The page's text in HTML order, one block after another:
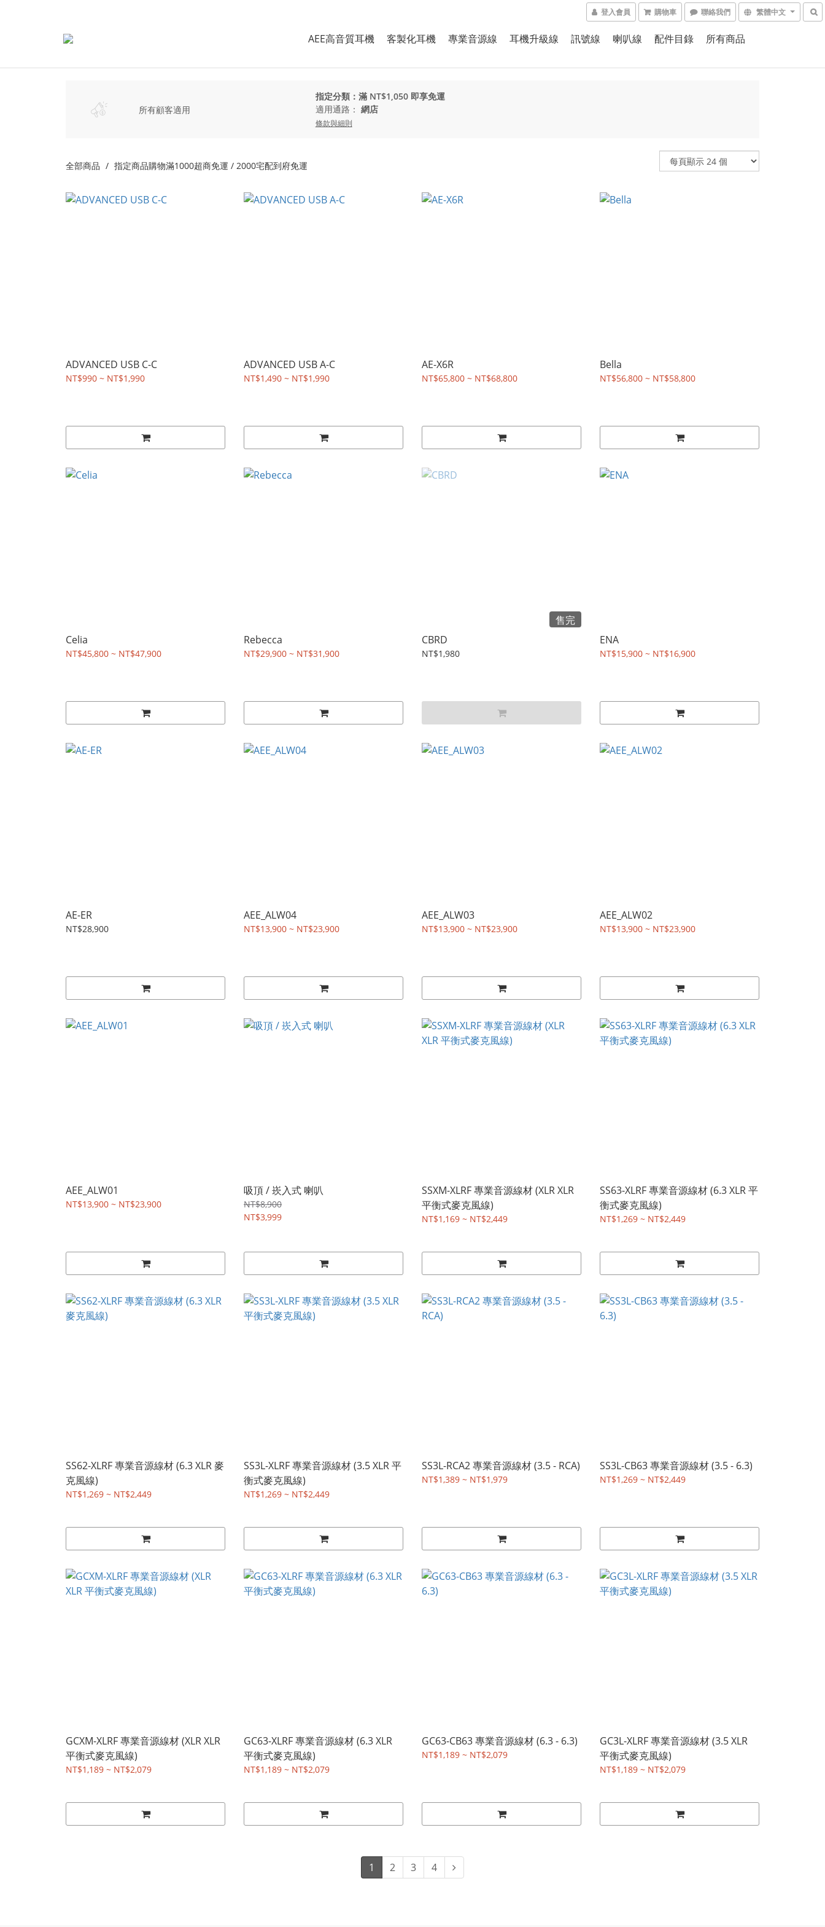
登入會員 購物車 聯絡我們 繁體中文
AEE高音質耳機 客製化耳機 專業音源線 耳機升級線 訊號線 喇叭線 配件目錄 所有商品
所有顧客適用
指定分類：滿 NT$1,050 即享免運
適用通路： 網店
條款與細則
全部商品 指定商品購物滿1000超商免運 / 2000宅配到府免運
ADVANCED USB C-C
NT$990 ~ NT$1,990
ADVANCED USB A-C
NT$1,490 ~ NT$1,990
AE-X6R
NT$65,800 ~ NT$68,800
Bella
NT$56,800 ~ NT$58,800
Celia
NT$45,800 ~ NT$47,900
Rebecca
NT$29,900 ~ NT$31,900
售完
CBRD
NT$1,980
ENA
NT$15,900 ~ NT$16,900
AE-ER
NT$28,900
AEE_ALW04
NT$13,900 ~ NT$23,900
AEE_ALW03
NT$13,900 ~ NT$23,900
AEE_ALW02
NT$13,900 ~ NT$23,900
AEE_ALW01
NT$13,900 ~ NT$23,900
吸頂 / 崁入式 喇叭
NT$8,900
NT$3,999
SSXM-XLRF 專業音源線材 (XLR XLR
平衡式麥克風線)
NT$1,169 ~ NT$2,449
SS63-XLRF 專業音源線材 (6.3 XLR 平
衡式麥克風線)
NT$1,269 ~ NT$2,449
SS62-XLRF 專業音源線材 (6.3 XLR 麥
克風線)
NT$1,269 ~ NT$2,449
SS3L-XLRF 專業音源線材 (3.5 XLR 平
衡式麥克風線)
NT$1,269 ~ NT$2,449
SS3L-RCA2 專業音源線材 (3.5 - RCA)
NT$1,389 ~ NT$1,979
SS3L-CB63 專業音源線材 (3.5 - 6.3)
NT$1,269 ~ NT$2,449
GCXM-XLRF 專業音源線材 (XLR XLR
平衡式麥克風線)
NT$1,189 ~ NT$2,079
GC63-XLRF 專業音源線材 (6.3 XLR
平衡式麥克風線)
NT$1,189 ~ NT$2,079
GC63-CB63 專業音源線材 (6.3 - 6.3)
NT$1,189 ~ NT$2,079
GC3L-XLRF 專業音源線材 (3.5 XLR
平衡式麥克風線)
NT$1,189 ~ NT$2,079
1 2 3 4